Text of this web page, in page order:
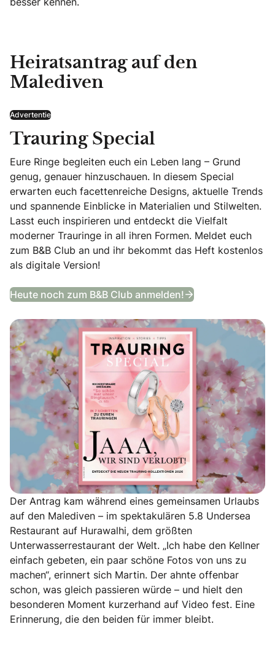
Heiratsantrag auf den
Malediven
Advertentie
Trauring Special
Eure Ringe begleiten euch ein Leben lang – Grund
genug, genauer hinzuschauen. In diesem Special
erwarten euch facettenreiche Designs, aktuelle Trends
und spannende Einblicke in Materialien und Stilwelten.
Lasst euch inspirieren und entdeckt die Vielfalt
moderner Trauringe in all ihren Formen. Meldet euch
zum B&B Club an und ihr bekommt das Heft kostenlos
als digitale Version!
Heute noch zum B&B Club anmelden! Trauring Special
Der Antrag kam während eines gemeinsamen Urlaubs
auf den Malediven – im spektakulären 5.8 Undersea
Restaurant auf Hurawalhi, dem größten
Unterwasserrestaurant der Welt. „Ich habe den Kellner
einfach gebeten, ein paar schöne Fotos von uns zu
machen“, erinnert sich Martin. Der ahnte offenbar
schon, was gleich passieren würde – und hielt den
besonderen Moment kurzerhand auf Video fest. Eine
Erinnerung, die den beiden für immer bleibt.